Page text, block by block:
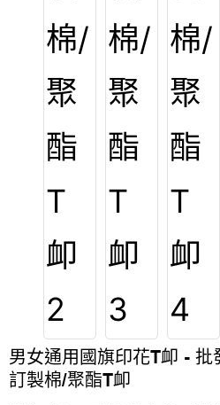
男女通用國旗印花T卹 -
訂製棉/聚酯T卹